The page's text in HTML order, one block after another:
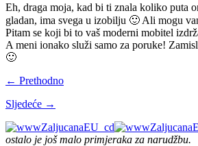
Eh, draga moja, kad bi ti znala koliko puta
gladan, ima svega u izobilju 🙂 Ali mogu
Pitam se koji bi to vaš moderni mobitel
A meni ionako služi samo za poruke!
🙂
← Prethodno
Sljedeće →
ostalo je još malo primjeraka za narudžbu.